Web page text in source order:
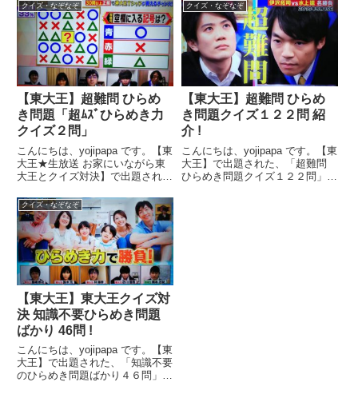
クイズ・なぞなぞ
【東大王】超難問 ひらめ
き問題「超ﾑｽﾞひらめき力
クイズ２問」
こんにちは、yojipapa です。【東
大王★生放送 お家にいながら東
大王とクイズ対決】で出題され
問」を紹介します。さすがの東大
王も４０秒の回答時間では大苦戦
の超難問です。番組名東大王★生
放送2時間!あなたは東...
クイズ・なぞなぞ
【東大王】超難問 ひらめ
き問題クイズ１２２問 紹
介 !
こんにちは、yojipapa です。【東
大王】で出題された、「超難問
ひらめき問題クイズ１２２問」を
クイズ・なぞなぞ
【東大王】東大王クイズ対
決 知識不要ひらめき問題
ばかり 46問 !
こんにちは、yojipapa です。【東
大王】で出題された、「知識不要
のひらめき問題ばかり４６問」を